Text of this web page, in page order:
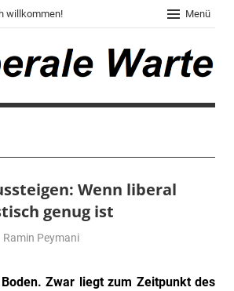
willkommen! Menü
Wenn liberal
genug ist
Ramin Peymani
Zwar liegt zum Zeitpunkt des